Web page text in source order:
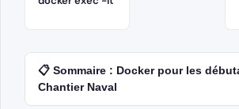
📋 Sommaire : Docker pour les
Chantier Naval